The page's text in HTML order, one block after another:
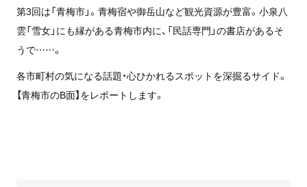
第3回は「青梅市」。青梅宿や御岳山など観光資源が豊富。小泉八
雲「雪女」にも縁がある青梅市内に、「民話専門」の書店があるそ
うで……。
各市町村の気になる話題・心ひかれるスポットを深掘るサイド。
【青梅市のB面】をレポートします。